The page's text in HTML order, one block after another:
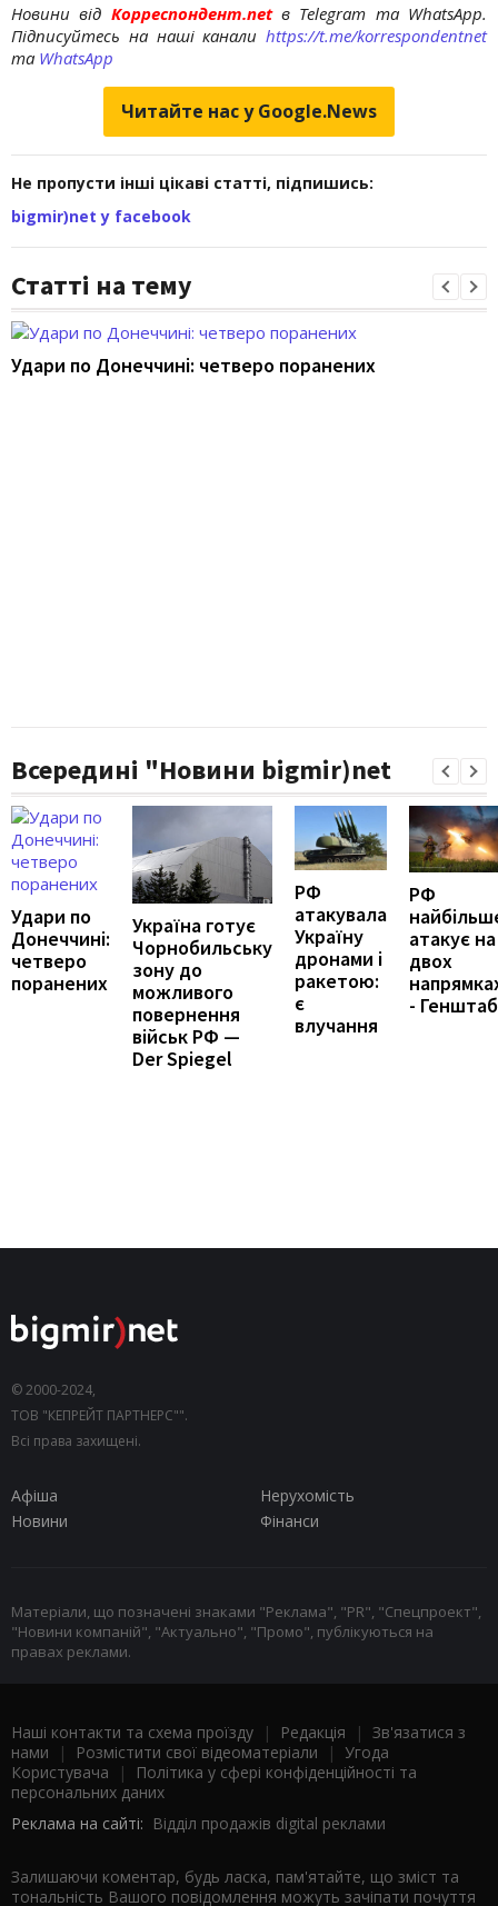
Новини від Корреспондент.netв Telegram та WhatsApp.
Підписуйтесь на наші канали https://t.me/korrespondentnet
та WhatsApp
Читайте нас у Google.News
Не пропусти інші цікаві статті, підпишись:
bigmir)net у facebook
Статті на тему
Удари по Донеччині: четверо поранених
Всередині "Новини bigmir)net
Удари по
Донеччині:
четверо
поранених
Україна готує
Чорнобильську
зону до
можливого
повернення
військ РФ —
Der Spiegel
РФ
атакувала
Україну
дронами і
ракетою:
є
влучання
РФ
атакує на
двох
- Генштаб
© 2000-2024,
ТОВ "КЕПРЕЙТ ПАРТНЕРС"".
Всі права захищені.
Афіша
Нерухомість
Новини
Фінанси
Матеріали, що позначені знаками "Реклама", "PR", "Спецпроект",
"Новини компаній", "Актуально", "Промо", публікуються на
правах реклами.
Наші контакти та схема проїзду | Редакція | Зв'язатися з
нами | Розмістити свої відеоматеріали | Угода
Користувача |
Політика у сфері конфіденційності та
персональних даних
Реклама на сайті: Відділ продажів digital реклами
Залишаючи коментар, будь ласка, пам'ятайте, що зміст та
тональність Вашого повідомлення можуть зачіпати почуття